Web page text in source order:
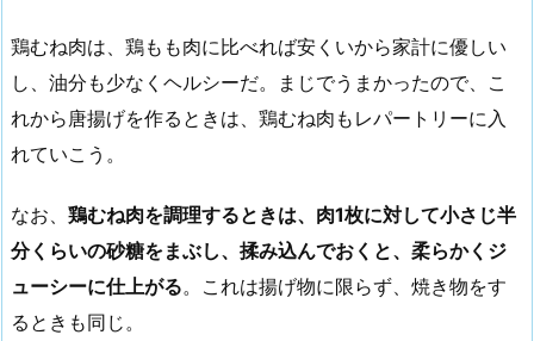
鶏むね肉は、鶏もも肉に比べれば安くいから家計に優しい
し、油分も少なくヘルシーだ。まじでうまかったので、こ
れから唐揚げを作るときは、鶏むね肉もレパートリーに入
れていこう。
なお、 鶏むね肉を調理するときは、肉1枚に対して小さじ半
分くらいの砂糖をまぶし、揉み込んでおくと、柔らかくジ
ューシーに仕上がる。これは揚げ物に限らず、焼き物をす
るときも同じ。